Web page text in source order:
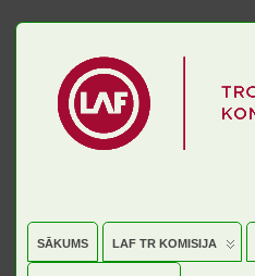
SĀKUMS LAF TR KOMISIJA